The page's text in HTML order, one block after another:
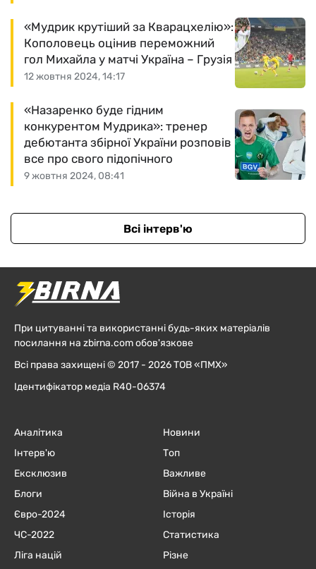
12 жовтня 2024, 14:17
«Мудрик крутіший за Кварацхелію»:
Кополовець оцінив переможний
гол Михайла у матчі Україна – Грузія
9 жовтня 2024, 08:41
«Назаренко буде гідним
конкурентом Мудрика»: тренер
дебютанта збірної України розповів
все про свого підопічного
Всі інтерв'ю
При цитуванні та використанні будь-яких матеріалів
посилання на zbirna.com обов'язкове
Всі права захищені © 2017 - 2026 ТОВ «ПМХ»
Ідентифікатор медіа R40-06374
Аналітика
Інтерв'ю
Ексклюзив
Блоги
Євро-2024
ЧC-2022
Ліга націй
Новини
Топ
Важливе
Війна в Україні
Історія
Статистика
Різне